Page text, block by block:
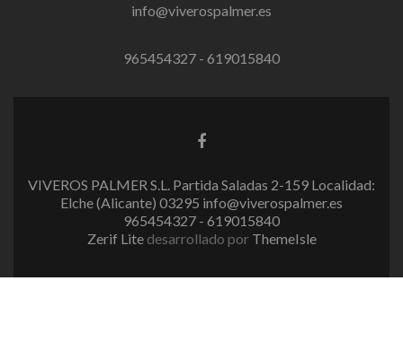
info@viverospalmer.es
965454327 - 619015840
E
a
c
e
d
F
VIVEROS PALMER S.L. Partida Saladas 2-159 Localidad:
Elche (Alicante) 03295 info@viverospalmer.es
965454327 - 619015840
Zerif Lite desarrollado por ThemeIsle